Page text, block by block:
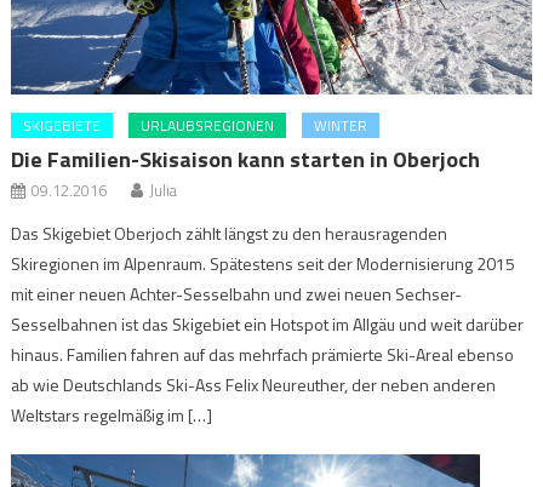
SKIGEBIETE URLAUBSREGIONEN WINTER
Die Familien-Skisaison kann starten in Oberjoch
09.12.2016 Julia
Das Skigebiet Oberjoch zählt längst zu den herausragenden
Skiregionen im Alpenraum. Spätestens seit der Modernisierung 2015
mit einer neuen Achter-Sesselbahn und zwei neuen Sechser-
Sesselbahnen ist das Skigebiet ein Hotspot im Allgäu und weit darüber
hinaus. Familien fahren auf das mehrfach prämierte Ski-Areal ebenso
ab wie Deutschlands Ski-Ass Felix Neureuther, der neben anderen
Weltstars regelmäßig im […]